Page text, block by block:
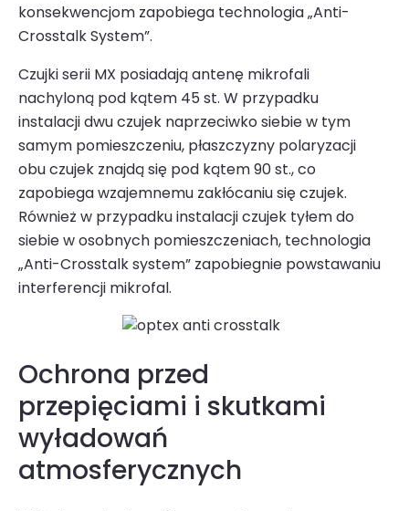
konsekwen­cjom zapobiega technologia „Anti-
Crosstalk System”.
Czujki serii MX posiadają antenę mikrofali
nachyloną pod kątem 45 st. W przypadku
instalacji dwu czujek naprzeciwko siebie w tym
samym pomieszczeniu, płaszczyzny polaryzacji
obu czujek znajdą się pod kątem 90 st., co
zapobiega wzajemnemu zakłócaniu się czujek.
Również w przypadku instalacji czujek tyłem do
siebie w osobnych pomieszcze­niach, technologia
„Anti-Crosstalk system” zapo­biegnie powstawaniu
interferencji mikrofal.
Ochrona przed
przepięciami i skutkami
wyładowań
atmosferycznych